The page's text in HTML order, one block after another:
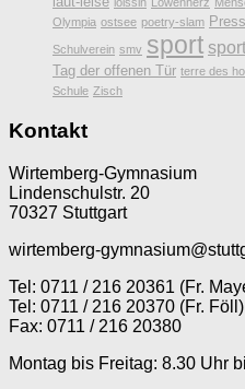
Olympia ostsee poetry-slam
Schulverein smv sport
Tag der offenen Tür terre des
Schule Zisch
Kontakt
Wirtemberg-Gymnasium
Lindenschulstr. 20
70327 Stuttgart
wirtemberg-
Tel: 0711 / 216 20361 (Fr.
Tel: 0711 / 216 20370 (Fr. Föll)
Fax: 0711 / 216 20380
Montag bis Freitag: 8.30 Uhr